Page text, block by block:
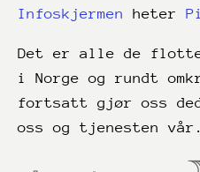
Infoskjermen
heter
Det er alle de flotte
i Norge og rundt
fortsatt gjør oss
oss og tjenesten vår.